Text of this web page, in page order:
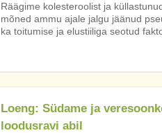
Räägime kolesteroolist ja
mõned ammu ajale jalgu jäänud
ka toitumise ja elustiiliga seotud
Loeng: Südame ja
loodusravi abil